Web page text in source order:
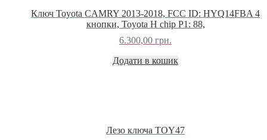
Ключ Toyota CAMRY 2013-2018, FCC ID: HYQ14FBA 4
кнопки, Toyota H chip P1: 88,
6.300,00 грн.
Додати в кошик
Лезо ключа TOY47